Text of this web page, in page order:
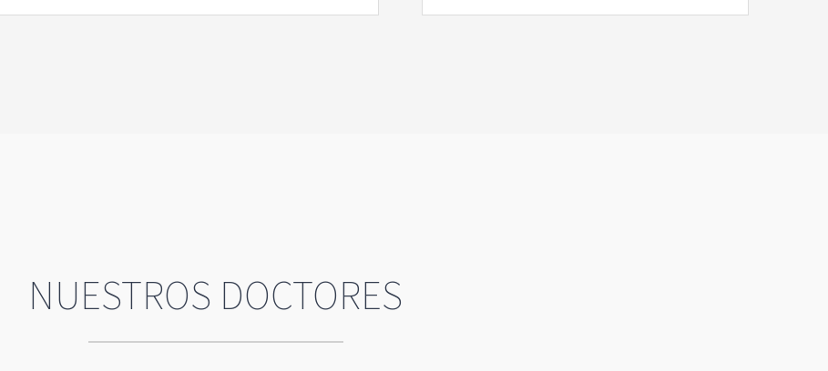
NUESTROS DOCTORES